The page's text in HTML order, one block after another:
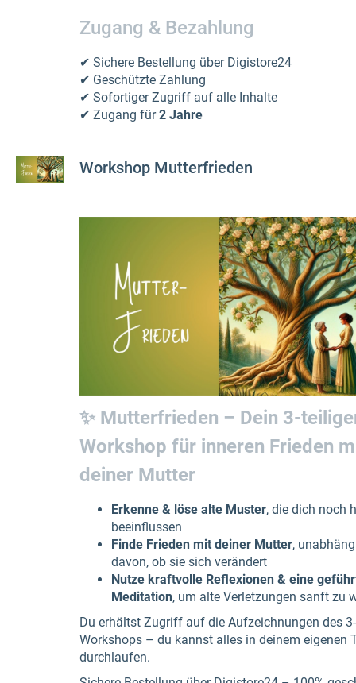
Zugang & Bezahlung
✔ Sichere Bestellung über Digistore24
✔ Geschützte Zahlung
✔ Sofortiger Zugriff auf alle Inhalte
✔ Zugang für2 Jahre
Workshop Mutterfrieden
✨ Mutterfrieden – Dein 3-
Workshop für inneren Frieden
deiner Mutter
Erkenne & löse alte Muster, die dich noch
beeinflussen
Finde Frieden mit deiner Mutter,
davon, ob sie sich verändert
Nutze kraftvolle Reflexionen & eine
Meditation, um alte Verletzungen sanft zu
Du erhältst Zugriff auf die Aufzeichnungen des
Workshops – du kannst alles in deinem eigenen
durchlaufen.